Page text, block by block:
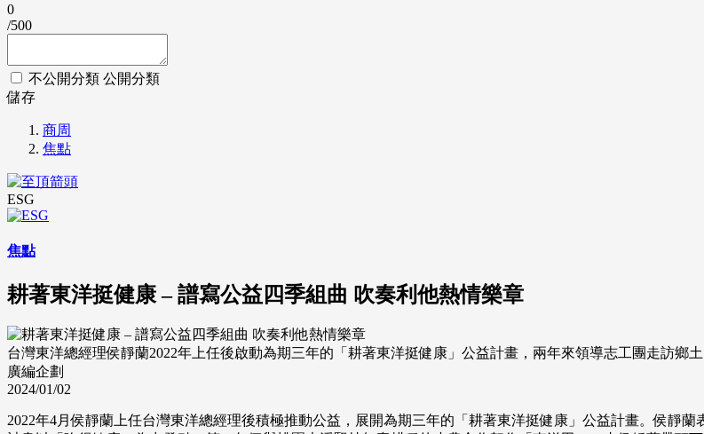
0
/500
不公開分類 公開分類
儲存
商周
焦點
ESG
焦點
耕著東洋挺健康 – 譜寫公益四季組曲 吹奏利他熱情樂章
台灣東洋總經理侯靜蘭2022年上任後啟動為期三年的「耕著東洋挺健康」公益計畫，兩年來領導志工團走訪鄉
廣編企劃
2024/01/02
2022年4月侯靜蘭上任台灣東洋總經理後積極推動公益，展開為期三年的「耕著東洋挺健康」公益計畫。侯靜